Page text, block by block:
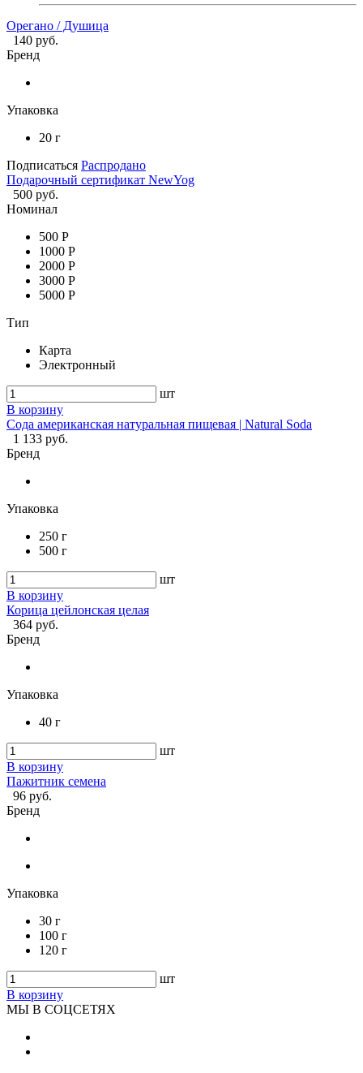
Орегано / Душица
140 руб.
Бренд
Упаковка
20 г
Подписаться Распродано
Подарочный сертификат NewYog
500 руб.
Номинал
500 Р
1000 Р
2000 Р
3000 Р
5000 Р
Тип
Карта
Электронный
шт
В корзину
Сода американская натуральная пищевая | Natural Soda
1 133 руб.
Бренд
Упаковка
250 г
500 г
шт
В корзину
Корица цейлонская целая
364 руб.
Бренд
Упаковка
40 г
шт
В корзину
Пажитник семена
96 руб.
Бренд
Упаковка
30 г
100 г
120 г
шт
В корзину
МЫ В СОЦСЕТЯХ